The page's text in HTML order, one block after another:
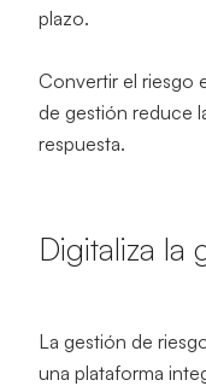
plazo.
Convertir el riesgo
de gestión reduce
respuesta.
Digitaliza la
La gestión de
una plataforma